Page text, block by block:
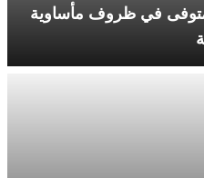
في ظروف مأساوية